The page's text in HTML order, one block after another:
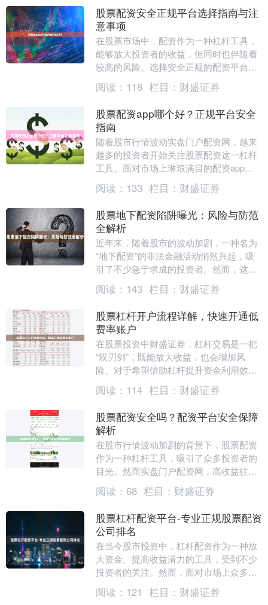
股票配资安全正规平台选择指南与注
意事项
在股票市场中，配资作为一种杠杆工具，
能够放大投资者的收益，但同时也伴随着
较高的风险。选择安全正规的配资平台，
是保障资金安全、规避潜在风险的关键一
步。本文将为您提....
阅读： 118 栏目： 财盛证券
股票配资app哪个好？正规平台安全
指南
随着股市行情波动实盘门户配资网，越来
越多的投资者开始关注股票配资这一杠杆
工具。面对市场上琳琅满目的配资app，
许多投资者不禁困惑：**股票配资app哪个
好？**....
阅读： 133 栏目： 财盛证券
股票地下配资陷阱曝光：风险与防范
全解析
近年来，随着股市的波动加剧，一种名为
“地下配资”的非法金融活动悄然兴起，吸
引了不少急于求成的投资者。然而，这背
后隐藏着巨大的风险，许多人因此血本无
归。本文将深入....
阅读： 143 栏目： 财盛证券
股票杠杆开户流程详解，快速开通低
费率账户
在股票投资中财盛证券，杠杆交易是一把
“双刃剑”，既能放大收益，也会增加风
险。对于希望借助杠杆提升资金利用效率
的投资者而言，了解如何安全、快速地开
通一个低费率的杠....
阅读： 114 栏目： 财盛证券
股票配资安全吗？配资平台安全保障
解析
在股市行情波动加剧的背景下，股票配资
作为一种杠杆工具，吸引了众多投资者的
目光。然而实盘门户配资网，高收益往往
伴随着高风险，许多投资者心中都有一个
共同的疑问：**....
阅读： 68 栏目： 财盛证券
股票杠杆配资平台-专业正规股票配资
公司排名
在当今股市投资中，杠杆配资作为一种放
大资金、提高收益潜力的工具，受到不少
投资者的关注。然而，面对市场上众多的
股票配资平台，如何选择一家**专业、正
规、安全可靠*....
阅读： 121 栏目： 财盛证券